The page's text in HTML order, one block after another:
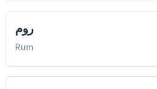
روم
Rum